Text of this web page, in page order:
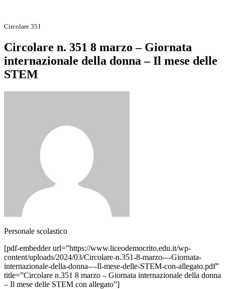
Circolare 351
Circolare n. 351 8 marzo – Giornata
internazionale della donna – Il mese delle
STEM
Personale scolastico
[pdf-embedder url=”https://www.liceodemocrito.edu.it/wp-
content/uploads/2024/03/Circolare-n.351-8-marzo-–-Giornata-
internazionale-della-donna-–-Il-mese-delle-STEM-con-allegato.pdf”
title=”Circolare n.351 8 marzo – Giornata internazionale della donna
– Il mese delle STEM con allegato”]